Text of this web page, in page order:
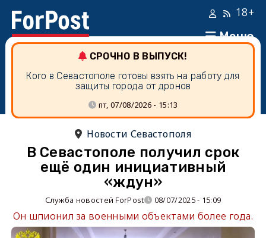
Меню
18+
СРОЧНО В ВЫПУСК!
Кого в Севастополе готовы взять на работу для
защиты города от дронов
пт, 07/08/2026 - 15:13
Новости Севастополя
В Севастополе получил срок
ещё один инициативный
«ждун»
Служба новостей ForPost 08/07/2025 - 15:09
Он шпионил за военными объектами более года.